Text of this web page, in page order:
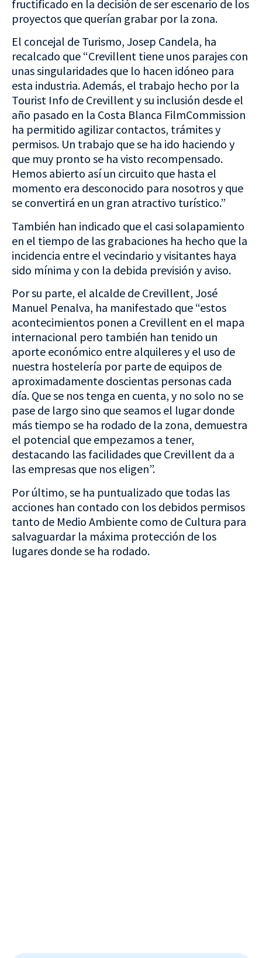
fructificado en la decisión de ser escenario de los
proyectos que querían grabar por la zona.
El concejal de Turismo, Josep Candela, ha
recalcado que “Crevillent tiene unos parajes con
unas singularidades que lo hacen idóneo para
esta industria. Además, el trabajo hecho por la
Tourist Info de Crevillent y su inclusión desde el
año pasado en la Costa Blanca FilmCommission
ha permitido agilizar contactos, trámites y
permisos. Un trabajo que se ha ido haciendo y
que muy pronto se ha visto recompensado.
Hemos abierto así un circuito que hasta el
momento era desconocido para nosotros y que
se convertirá en un gran atractivo turístico.”
También han indicado que el casi solapamiento
en el tiempo de las grabaciones ha hecho que la
incidencia entre el vecindario y visitantes haya
sido mínima y con la debida previsión y aviso.
Por su parte, el alcalde de Crevillent, José
Manuel Penalva, ha manifestado que “estos
acontecimientos ponen a Crevillent en el mapa
internacional pero también han tenido un
aporte económico entre alquileres y el uso de
nuestra hostelería por parte de equipos de
aproximadamente doscientas personas cada
día. Que se nos tenga en cuenta, y no solo no se
pase de largo sino que seamos el lugar donde
más tiempo se ha rodado de la zona, demuestra
el potencial que empezamos a tener,
destacando las facilidades que Crevillent da a
las empresas que nos eligen”.
Por último, se ha puntualizado que todas las
acciones han contado con los debidos permisos
tanto de Medio Ambiente como de Cultura para
salvaguardar la máxima protección de los
lugares donde se ha rodado.